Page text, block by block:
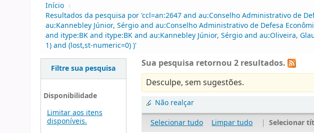
Início ›
Resultados da pesquisa por 'ccl=an:2647 and au:Conselho Administrativo de
au:Kannebley Júnior, Sérgio and au:Conselho Administrativo de Defesa
and itype:BK and itype:BK and au:Kannebley Júnior, Sérgio and au:Oliveira,
1) and (lost,st-numeric=0) )'
Filtre sua pesquisa
Disponibilidade
Limitar aos itens
disponíveis.
Sua pesquisa retornou 2 resultados.
Desculpe, sem sugestões.
Não realçar
Selecionar tudo
Limpar tudo | Selecionar